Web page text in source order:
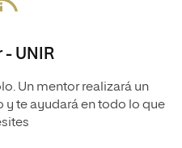
- UNIR
Un mentor realizará un
te ayudará en todo lo que